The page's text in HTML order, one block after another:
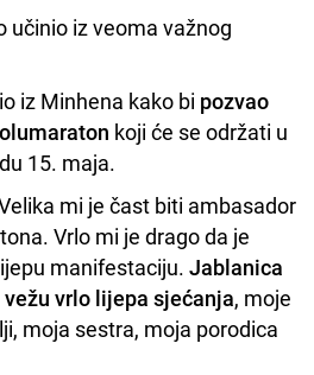
učinio iz veoma važnog
iz Minhena kako bi pozvao
koji će se održati u
15. maja.
mi je čast biti ambasador
Vrlo mi je drago da je
manifestaciju. Jablanica
vrlo lijepa sjećanja, moje
moja sestra, moja porodica